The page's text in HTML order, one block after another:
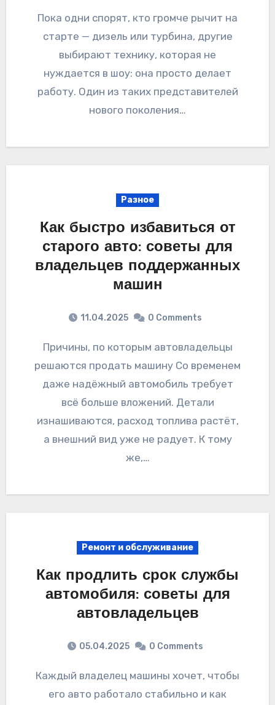
Пока одни спорят, кто громче рычит на
старте — дизель или турбина, другие
выбирают технику, которая не
нуждается в шоу: она просто делает
работу. Один из таких представителей
нового поколения…
Разное
Как быстро избавиться от
старого авто: советы для
владельцев поддержанных
машин
11.04.2025 0 Comments
Причины, по которым автовладельцы
решаются продать машину Со временем
даже надёжный автомобиль требует
всё больше вложений. Детали
изнашиваются, расход топлива растёт,
а внешний вид уже не радует. К тому
же,…
Ремонт и обслуживание
Как продлить срок службы
автомобиля: советы для
автовладельцев
05.04.2025 0 Comments
Каждый владелец машины хочет, чтобы
его авто работало стабильно и как